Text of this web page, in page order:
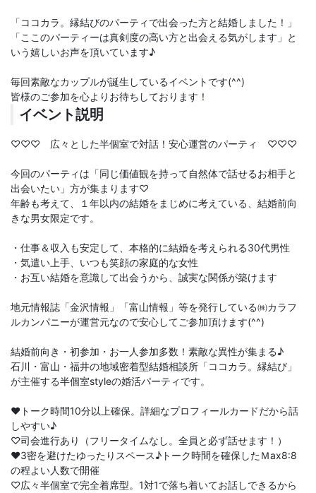
「ココカラ。縁結びのパーティで出会った方と結婚しました！」
「ここのパーティーは真剣度の高い方と出会える気がします」と
いう嬉しいお声を頂いています♪
毎回素敵なカップルが誕生しているイベントです(^^)
皆様のご参加を心よりお待ちしております！
イベント説明
♡♡♡ 広々とした半個室で対話！安心運営のパーティ ♡♡♡
今回のパーティは「同じ価値観を持って自然体で話せるお相手と
出会いたい」方が集まります♡
年齢も考えて、１年以内の結婚をまじめに考えている、結婚前向
きな男女限定です。
・仕事＆収入も安定して、本格的に結婚を考えられる30代男性
・気遣い上手、いつも笑顔の家庭的な女性
・お互い結婚を意識して出会うから、誠実な関係が築けます
地元情報誌「金沢情報」「富山情報」等を発行している㈱カラフ
ルカンパニーが運営元なので安心してご参加頂けます(^^)
結婚前向き・初参加・お一人参加多数！素敵な異性が集まる♪
石川・富山・福井の地域密着型結婚相談所「ココカラ。縁結び」
が主催する半個室styleの婚活パーティです。
♥トーク時間10分以上確保。詳細なプロフィールカードだから話
しやすい♪
♡司会進行あり（フリータイムなし。全員と必ず話せます！）
♥3密を避けたゆったりスペース♪トーク時間を確保したＭax8:8
の程よい人数で開催
♡広々半個室で完全着席型。1対1で落ち着いてお話しできるから